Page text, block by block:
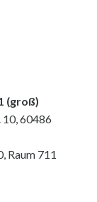
(groß)
60486
Raum 711